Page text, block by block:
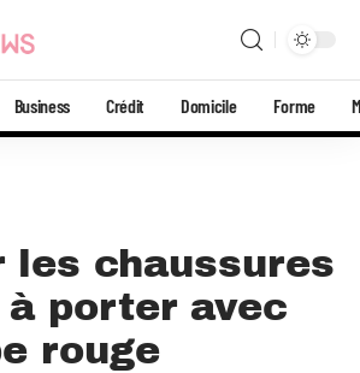
Business Crédit Domicile Forme
les chaussures
porter avec
rouge